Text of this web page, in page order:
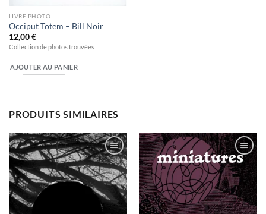
LIVRE PHOTO
Occiput Totem – Bill Noir
12,00€
Collection de photos trouvées
AJOUTER AU PANIER
PRODUITS SIMILAIRES
Ajouter
à la
wishlist
Ajouter
à la
wishlist